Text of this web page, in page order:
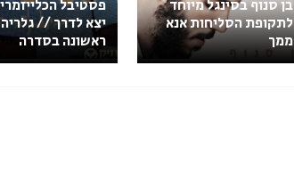
בן סנוף בסינגל מיוחד
לתקופת הסליחות אנא
ממך
יצא לדרך // גלריה
ראשונה בסדרה